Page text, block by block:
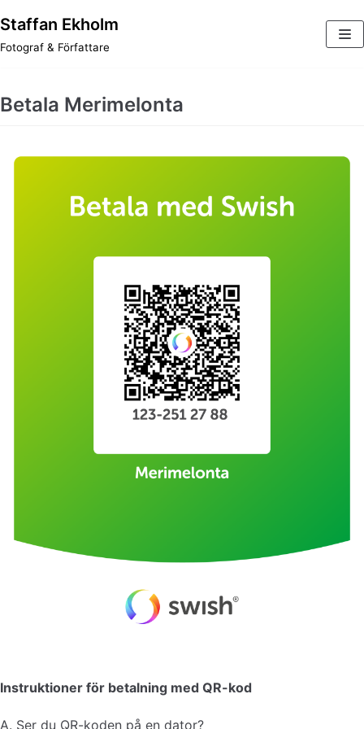
Hoppa
Staffan Ekholm
Fotograf & Författare
Betala Merimelonta
Instruktioner för betalning med QR-kod
A. Ser du QR-koden på en dator?